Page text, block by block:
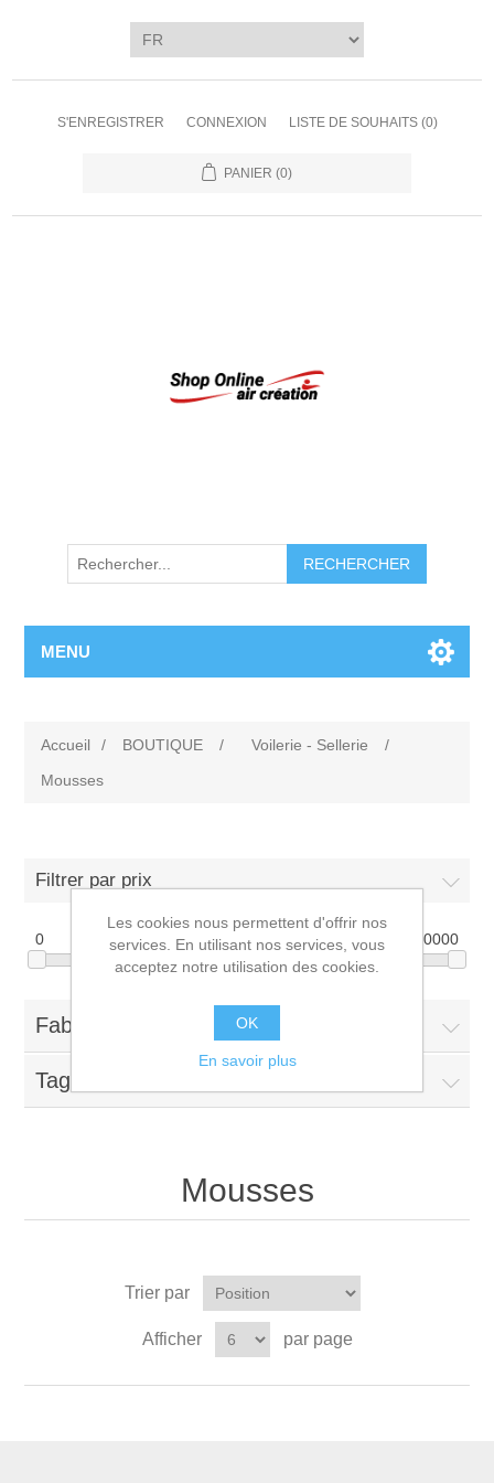
S'ENREGISTRER CONNEXION LISTE DE SOUHAITS (0)
PANIER (0)
RECHERCHER
MENU
Accueil / BOUTIQUE / Voilerie - Sellerie
/
Mousses
Filtrer par prix
0 10000
Fabricants
Tags fréquents
Mousses
Trier par
Afficher par page
Les cookies nous permettent d'offrir nos
services. En utilisant nos services, vous
acceptez notre utilisation des cookies.
OK
En savoir plus